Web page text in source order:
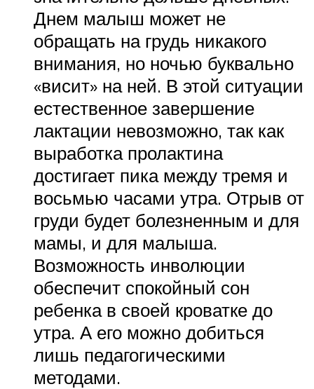
Днем малыш может не
обращать на грудь никакого
внимания, но ночью буквально
«висит» на ней. В этой ситуации
естественное завершение
лактации невозможно, так как
выработка пролактина
достигает пика между тремя и
восьмью часами утра. Отрыв от
груди будет болезненным и для
мамы, и для малыша.
Возможность инволюции
обеспечит спокойный сон
ребенка в своей кроватке до
утра. А его можно добиться
лишь педагогическими
методами.